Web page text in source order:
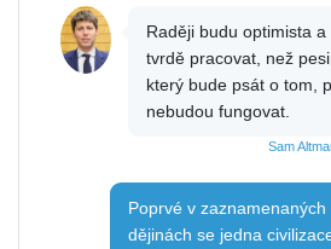
Raději budu optimista a
tvrdě pracovat, než
který bude psát o tom,
nebudou fungovat.
Sam
Poprvé v zaznamenaných
dějinách se jedna